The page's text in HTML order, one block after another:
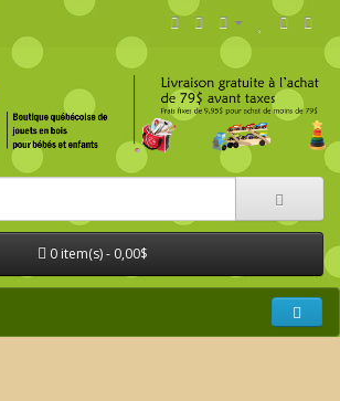
0 item(s) - 0,00$